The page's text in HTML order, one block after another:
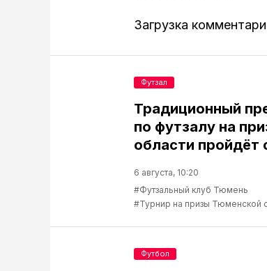
Загрузка
Традиционный
по футзалу на
области пройдёт
6 августа, 10:20
#Футзальный клуб Тюмень
#Турнир на призы Тюменской
Футзал
Футбол